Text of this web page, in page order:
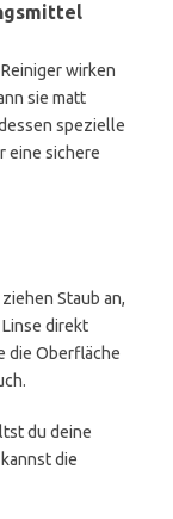
wirken
sie matt
spezielle
eine sichere
Staub an,
direkt
die Oberfläche
du deine
die